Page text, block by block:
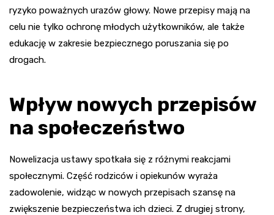
ryzyko poważnych urazów głowy. Nowe przepisy mają na
celu nie tylko ochronę młodych użytkowników, ale także
edukację w zakresie bezpiecznego poruszania się po
drogach.
Wpływ nowych przepisów
na społeczeństwo
Nowelizacja ustawy spotkała się z różnymi reakcjami
społecznymi. Część rodziców i opiekunów wyraża
zadowolenie, widząc w nowych przepisach szansę na
zwiększenie bezpieczeństwa ich dzieci. Z drugiej strony,